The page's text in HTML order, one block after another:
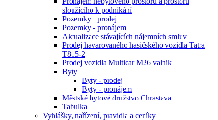
sloužícího k podnikání
Pozemky - prodej
Pozemky - pronájem
Aktualizace stávajících nájemních smluv
Prodej havarovaného hasičského vozidla Tatra
T815-2
Prodej vozidla Multicar M26 valník
Byty
Byty - prodej
Byty - pronájem
Městské bytové družstvo Chrastava
Tabulka
Vyhlášky, nařízení, pravidla a ceníky